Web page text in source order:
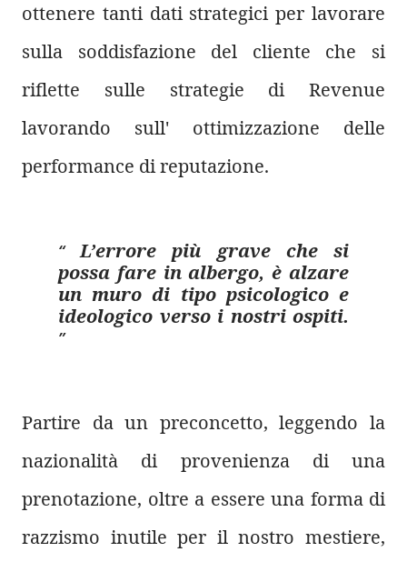
ottenere tanti dati strategici per lavorare
sulla soddisfazione del cliente che si
riflette sulle strategie di Revenue
lavorando sull' ottimizzazione delle
performance di reputazione.
L’errore più grave che si
possa fare in albergo, è alzare
un muro di tipo psicologico e
ideologico verso i nostri ospiti.
Partire da un preconcetto, leggendo la
nazionalità di provenienza di una
prenotazione, oltre a essere una forma di
razzismo inutile per il nostro mestiere,